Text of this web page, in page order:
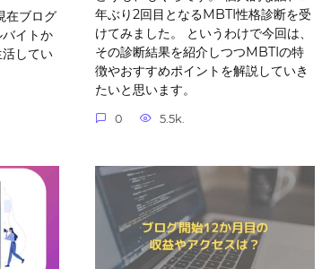
在ブログ
イトか
してい
年ぶり2回目となるMBTI性格診断を受
けてみました。 というわけで今回は、
その診断結果を紹介しつつMBTIの特
徴やおすすめポイントを解説していき
たいと思います。
0 5.5k.